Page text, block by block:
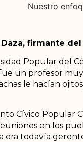
Nuestro
firmante
Popular del
un profesor
le hacían
Cívico Popular
en los
era todavía